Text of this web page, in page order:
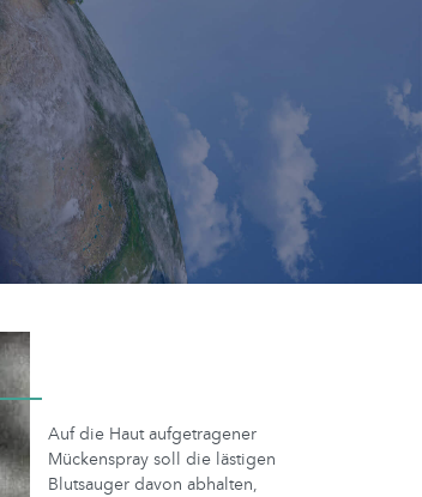
Auf die Haut aufgetragener
Mückenspray soll die lästigen
Blutsauger davon abhalten,